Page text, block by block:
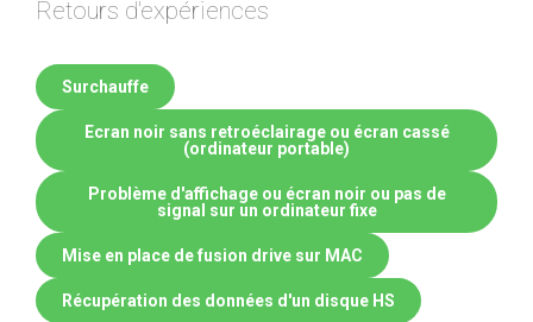
Retours d'expériences
Surchauffe
Ecran noir sans retroéclairage ou écran cassé
(ordinateur portable)
Problème d'affichage ou écran noir ou pas de
signal sur un ordinateur fixe
Mise en place de fusion drive sur MAC
Récupération des données d'un disque HS